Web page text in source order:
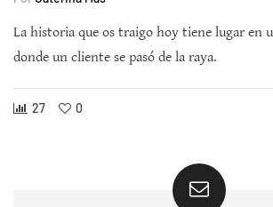
La historia que os traigo hoy tiene lugar en
donde un cliente se pasó de la raya.
27 0